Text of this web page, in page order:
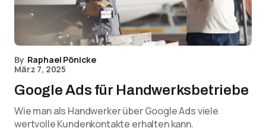
By Raphael Pönicke
März 7, 2025
Google Ads für Handwerksbetriebe
Wie man als Handwerker über Google Ads viele
wertvolle Kundenkontakte erhalten kann.